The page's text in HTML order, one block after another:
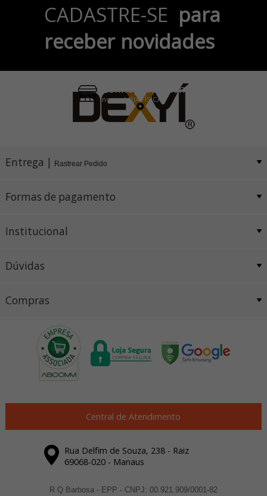
no Cartão de Crédito
Pix e Boleto
Conheça também
nossa LOJA FÍSICA
CADASTRE-SE para
receber novidades
Entrega | Rastrear Pedido
Formas de pagamento
Institucional
Dúvidas
Compras
Central de Atendimento
Rua Delfim de Souza, 238 - Raiz
69068-020 - Manaus
R Q Barbosa - EPP - CNPJ: 00.921.909/0001-82